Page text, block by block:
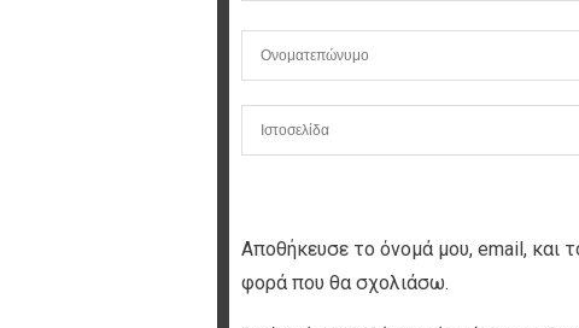
Αποθήκευσε το όνομά μου, email, και
φορά που θα σχολιάσω.